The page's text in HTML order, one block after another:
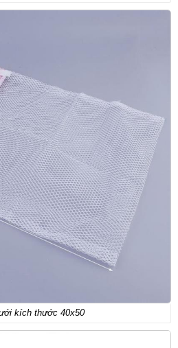
kích thước 40x50